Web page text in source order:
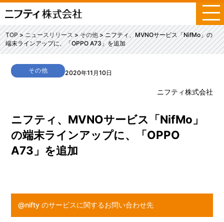
メ
ニ
ュ
ー
TOP ニュースリリース その他
ニフティ、MVNOサービス「NifMo」の
端末ラインアップに、「OPPO A73」を追加
その他 2020年11月10日
ニフティ株式会社
ニフティ、MVNOサービス「NifMo」
の端末ラインアップに、「OPPO
A73」を追加
@nifty のサービスに関するお問い合わせ先